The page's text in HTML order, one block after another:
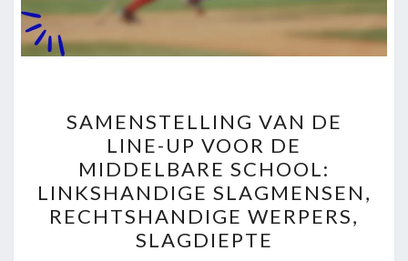
VAN
DE
LINE-
UP
VOOR
DE
SAMENSTELLING VAN DE
LINE-UP VOOR DE
MIDDELBARE SCHOOL:
LINKSHANDIGE SLAGMENSEN,
RECHTSHANDIGE WERPERS,
SLAGDIEPTE